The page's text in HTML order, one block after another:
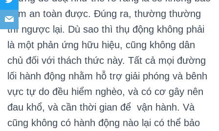
đảm an toàn được. Đúng ra, thường thường
thì ngược lại. Dù sao thì thụ động không phải
là một phản ứng hữu hiệu, cũng không dân
chủ đối với thách thức này. Tất cả mọi đường
lối hành động nhằm hỗ trợ giải phóng và bênh
vực tự do đều hiểm nghèo, và có cơ gây nên
đau khổ, và cần thời gian để vận hành. Và
cũng không có hành động nào lại có thể bảo